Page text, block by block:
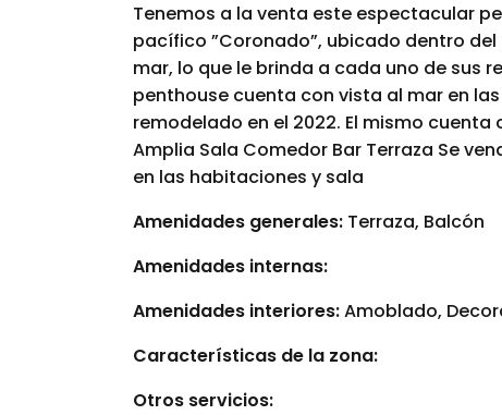
Tenemos a la venta este espectacular
pacífico ”Coronado”, ubicado dentro del
mar, lo que le brinda a cada uno de sus
penthouse cuenta con vista al mar en
remodelado en el 2022. El mismo cuenta
Amplia Sala Comedor Bar Terraza Se
en las habitaciones y sala
Amenidades generales: Terraza, Balcón
Amenidades internas:
Amenidades interiores:Amoblado,
Características de la zona:
Otros servicios: